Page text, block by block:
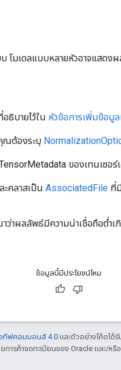
บ โมเดลแบบหลายหัวอาจแสด
ธิบายไว้ใน หัวข้อการเพิ่มข้อมูล
ณต้องระบุ
ของเทนเซอร์
ะคลาสเป็น AssociatedFile ที่
ว่าผลลัพธ์มีความน่าเชื่อถือต่ำเ
ข้อมูลนี้มีประโยชน์ไหม
ทีฟคอมมอนส์ 4.0 และตัวอย่างโค้ดได้
การค้าจดทะเบียนของ Oracle และ/หรื